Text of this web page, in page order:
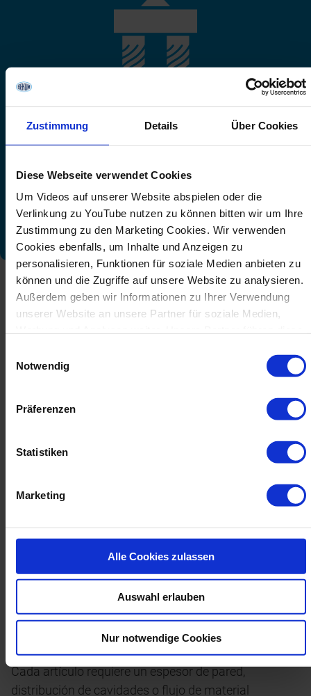
Zustimmung Details Über Cookies
Diese Webseite verwendet Cookies
Um Videos auf unserer Website abspielen oder die
Verlinkung zu YouTube nutzen zu können bitten wir um Ihre
Zustimmung zu den Marketing Cookies. Wir verwenden
Cookies ebenfalls, um Inhalte und Anzeigen zu
personalisieren, Funktionen für soziale Medien anbieten zu
können und die Zugriffe auf unsere Website zu analysieren.
Außerdem geben wir Informationen zu Ihrer Verwendung
unserer Website an unsere Partner für soziale Medien,
zusammen, die Sie ihnen bereitgestellt haben oder die sie
im Rahmen Ihrer Nutzung der Dienste gesammelt haben.
Notwendig
Präferenzen
Statistiken
Marketing
Alle Cookies zulassen
Auswahl erlauben
Nur notwendige Cookies
Más calidad por artículo – con el cabezal
Bekum desarrolla y fabrica cabezales de
extrusión con experiencia y método – para
procesos estables, producción eficiente y
SOLICITAR ASESORAMIENTO
Variedad en el sistema – adaptación
personalizada
Cada artículo requiere un espesor de pared,
distribución de cavidades o flujo de material